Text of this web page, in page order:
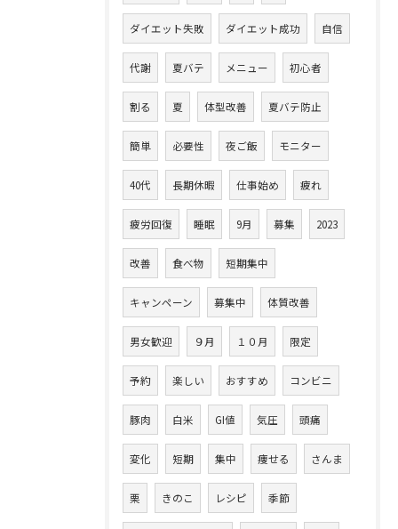
ダイエット失敗 ダイエット成功 自信
代謝 夏バテ メニュー 初心者
割る 夏 体型改善 夏バテ防止
簡単 必要性 夜ご飯 モニター
40代 長期休暇 仕事始め 疲れ
疲労回復 睡眠 9月 募集 2023
改善 食べ物 短期集中
キャンペーン 募集中 体質改善
男女歓迎 ９月 １０月 限定
予約 楽しい おすすめ コンビニ
豚肉 白米 GI値 気圧 頭痛
変化 短期 集中 痩せる さんま
栗 きのこ レシピ 季節